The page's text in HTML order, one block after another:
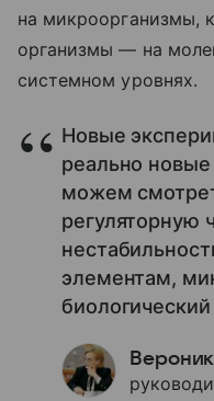
на микроорганизмы,
организмы — на
системном уровнях.
Новые
реально
можем
регуляторную
элементам,